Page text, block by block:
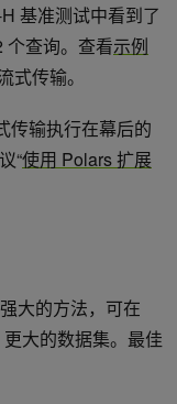
基准测试中看到了
个查询。查看示例
式传输。
传输执行在幕后的
“使用 Polars 扩展
大的方法，可在
大的数据集。最佳